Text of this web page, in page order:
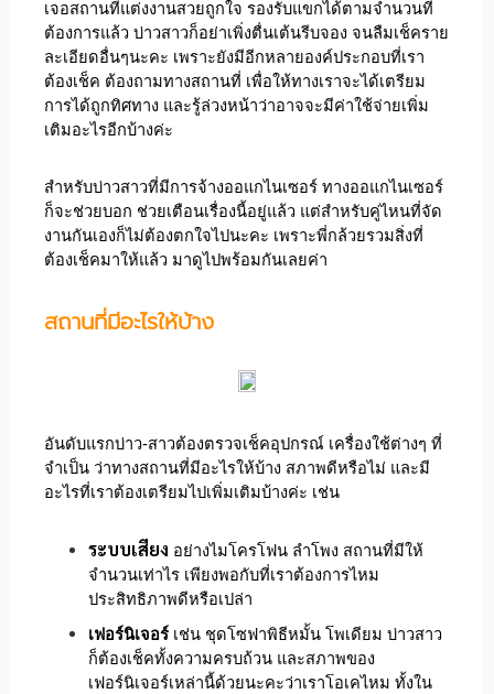
เจอสถานที่แต่งงานสวยถูกใจ รองรับแขกได้ตามจำนวนที่
ต้องการแล้ว บ่าวสาวก็อย่าเพิ่งตื่นเต้นรีบจอง จนลืมเช็คราย
ละเอียดอื่นๆนะคะ เพราะยังมีอีกหลายองค์ประกอบที่เรา
ต้องเช็ค ต้องถามทางสถานที่ เพื่อให้ทางเราจะได้เตรียม
การได้ถูกทิศทาง และรู้ล่วงหน้าว่าอาจจะมีค่าใช้จ่ายเพิ่ม
เติมอะไรอีกบ้างค่ะ
สำหรับบ่าวสาวที่มีการจ้างออแกไนเซอร์ ทางออแกไนเซอร์
ก็จะช่วยบอก ช่วยเตือนเรื่องนี้อยู่แล้ว แต่สำหรับคู่ไหนที่จัด
งานกันเองก็ไม่ต้องตกใจไปนะคะ เพราะพี่กล้วยรวมสิ่งที่
ต้องเช็คมาให้แล้ว มาดูไปพร้อมกันเลยค่า
สถานที่มีอะไรให้บ้าง
อันดับแรกบ่าว-สาวต้องตรวจเช็คอุปกรณ์ เครื่องใช้ต่างๆ ที่
จำเป็น ว่าทางสถานที่มีอะไรให้บ้าง สภาพดีหรือไม่ และมี
อะไรที่เราต้องเตรียมไปเพิ่มเติมบ้างค่ะ เช่น
ระบบเสียง อย่างไมโครโฟน ลำโพง สถานที่มีให้
จำนวนเท่าไร เพียงพอกับที่เราต้องการไหม
ประสิทธิภาพดีหรือเปล่า
เฟอร์นิเจอร์ เช่น ชุดโซฟาพิธีหมั้น โพเดียม บ่าวสาว
ก็ต้องเช็คทั้งความครบถ้วน และสภาพของ
เฟอร์นิเจอร์เหล่านี้ด้วยนะคะว่าเราโอเคไหม ทั้งใน